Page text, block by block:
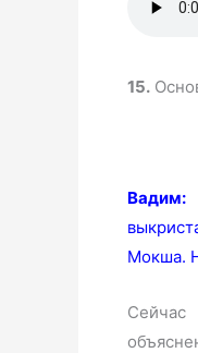
15.
Вадим:
Мокша.